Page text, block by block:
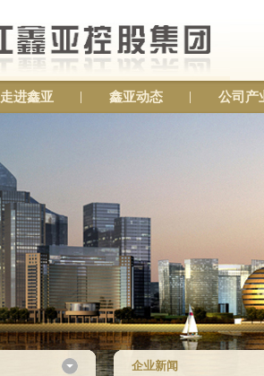
走进鑫亚 鑫亚动态 公司产
企业新闻